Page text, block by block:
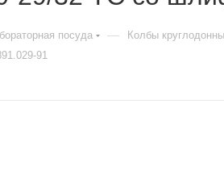
посуда — Колбы
91